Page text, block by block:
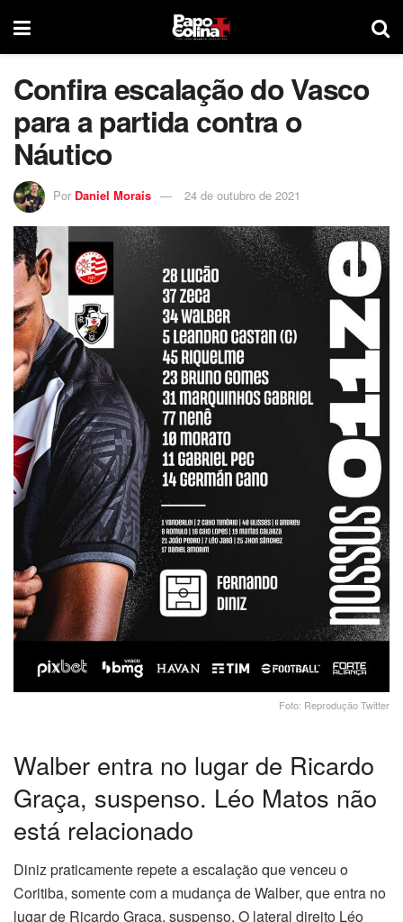
Confira escalação do Vasco
para a partida contra o
Náutico
Por Daniel Morais 24 de outubro de 2021
Foto: Reprodução Twitter
Walber entra no lugar de Ricardo
Graça, suspenso. Léo Matos não
está relacionado
Diniz praticamente repete a escalação que venceu o
Coritiba, somente com a mudança de Walber, que entra no
lugar de Ricardo Graça, suspenso. O lateral direito Léo